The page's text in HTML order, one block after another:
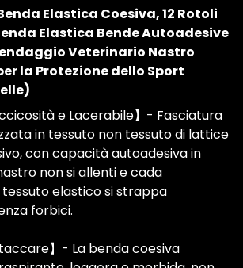
Benda Elastica Coesiva, 12 Rotoli
Elastica Bende Autoadesive
Veterinario Nastro
la Protezione dello Sport
e Lacerabile】- Fasciatura
in tessuto non tessuto di lattice
con capacità autoadesiva in
non si allenti e cada
elastico si strappa
forbici.
】- La benda coesiva